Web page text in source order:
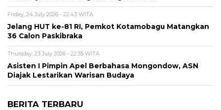
Friday, 24 July 2026 - 22:43 WITA
Jelang HUT ke-81 RI, Pemkot Kotamobagu Matangkan
36 Calon Paskibraka
Thursday, 23 July 2026 - 22:35 WITA
Asisten I Pimpin Apel Berbahasa Mongondow, ASN
Diajak Lestarikan Warisan Budaya
BERITA TERBARU